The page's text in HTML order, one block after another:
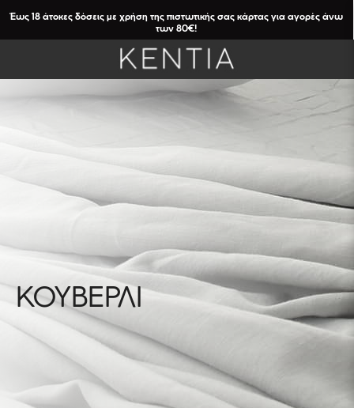
ΚΟΥΒΕΡΛΙ
Καθαρισμός
Φίλτρων
ΚΑΤΗΓΟΡΙΕΣ
Κουβερλί
Έως 18 άτοκες δόσεις με χρήση της πιστωτικής σας κάρτας για αγορές άνω
των 80€!